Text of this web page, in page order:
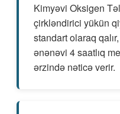
Kimyəvi Oksigen
çirkləndirici yükün
standart olaraq
ənənəvi 4 saatlıq
ərzində nəticə verir.